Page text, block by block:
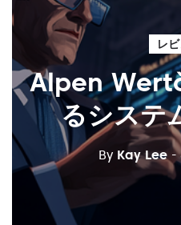
レ
Alpen
るシステ
By Kay Lee -